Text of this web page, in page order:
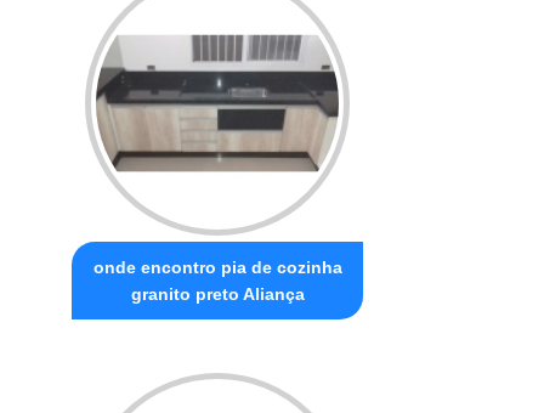
onde encontro pia de cozinha
granito preto Aliança